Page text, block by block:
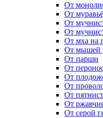
От
От
От
От
От мха на
От мышей
От парши
От
От
От
От
От
От серой